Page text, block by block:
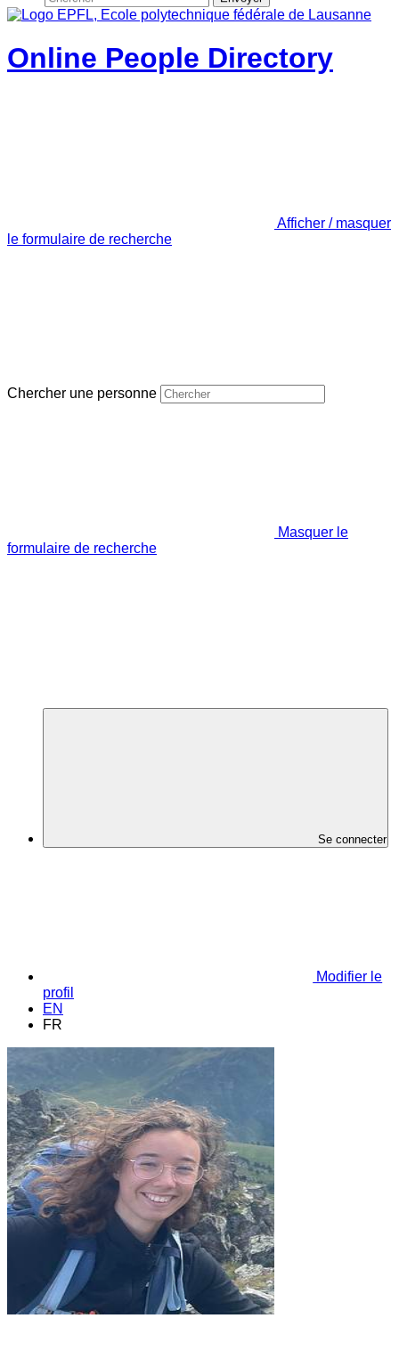
Online People Directory
Afficher / masquer
le formulaire de recherche
Chercher une personne
Masquer le
formulaire de recherche
Se connecter
Modifier le
profil
EN
FR